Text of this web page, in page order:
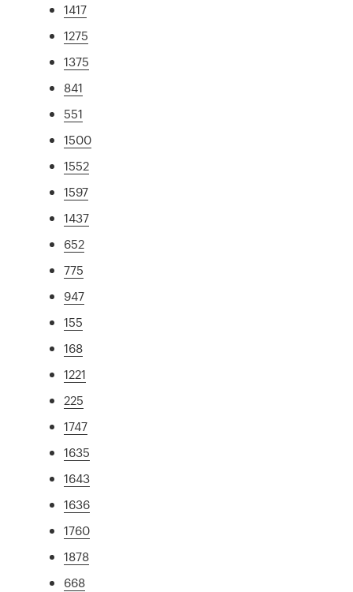
1417
1275
1375
841
551
1500
1552
1597
1437
652
775
947
155
168
1221
225
1747
1635
1643
1636
1760
1878
668